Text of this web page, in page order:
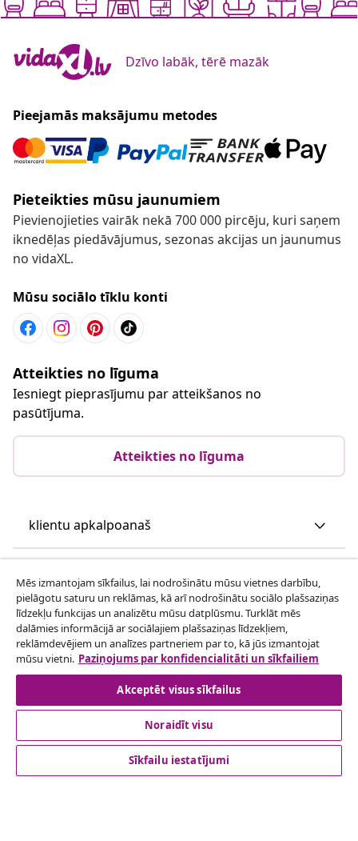
Dzīvo labāk, tērē mazāk
Pieejamās maksājumu metodes
Pieteikties mūsu jaunumiem
Pievienojieties vairāk nekā 700 000 pircēju, kuri saņem
iknedēļas piedāvājumus, sezonas akcijas un jaunumus
no vidaXL.
Mūsu sociālo tīklu konti
Atteikties no līguma
Iesniegt pieprasījumu par atteikšanos no
pasūtījuma.
Atteikties no līguma
klientu apkalpoanaš
vidaXL
Apskatiet vairāk
Mēs izmantojam sīkfailus, lai nodrošinātu mūsu vietnes darbību,
pielāgotu saturu un reklāmas, kā arī nodrošinātu sociālo plašsaziņas
līdzekļu funkcijas un analizētu mūsu datplūsmu. Turklāt mēs
dalāmies informācijā ar sociālajiem plašsaziņas līdzekļiem,
reklāmdevējiem un analīzes partneriem par to, kā jūs izmantojat
mūsu vietni. Paziņojums par konfidencialitāti un sīkfailiem
Akceptēt visus sīkfailus
Noraidīt visu
Sīkfailu iestatījumi